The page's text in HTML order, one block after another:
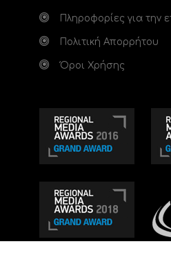
Πληροφορίες για την
Πολιτική Απορρήτου
Όροι Χρήσης